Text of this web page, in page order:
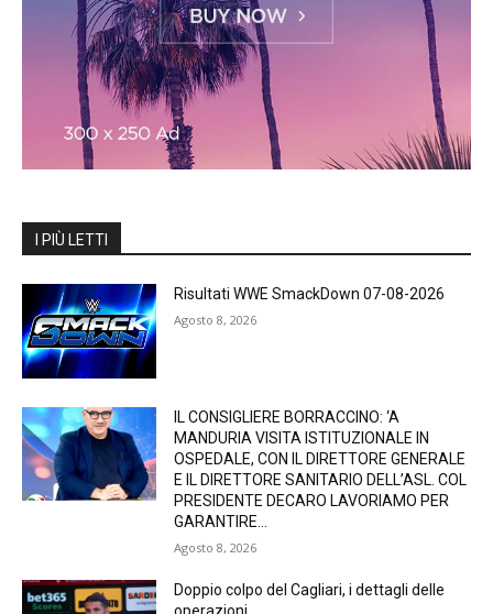
I PIÙ LETTI
Risultati WWE SmackDown 07-08-2026
Agosto 8, 2026
IL CONSIGLIERE BORRACCINO: ‘A
MANDURIA VISITA ISTITUZIONALE IN
OSPEDALE, CON IL DIRETTORE GENERALE
E IL DIRETTORE SANITARIO DELL’ASL. COL
PRESIDENTE DECARO LAVORIAMO PER
GARANTIRE...
Agosto 8, 2026
Doppio colpo del Cagliari, i dettagli delle
operazioni